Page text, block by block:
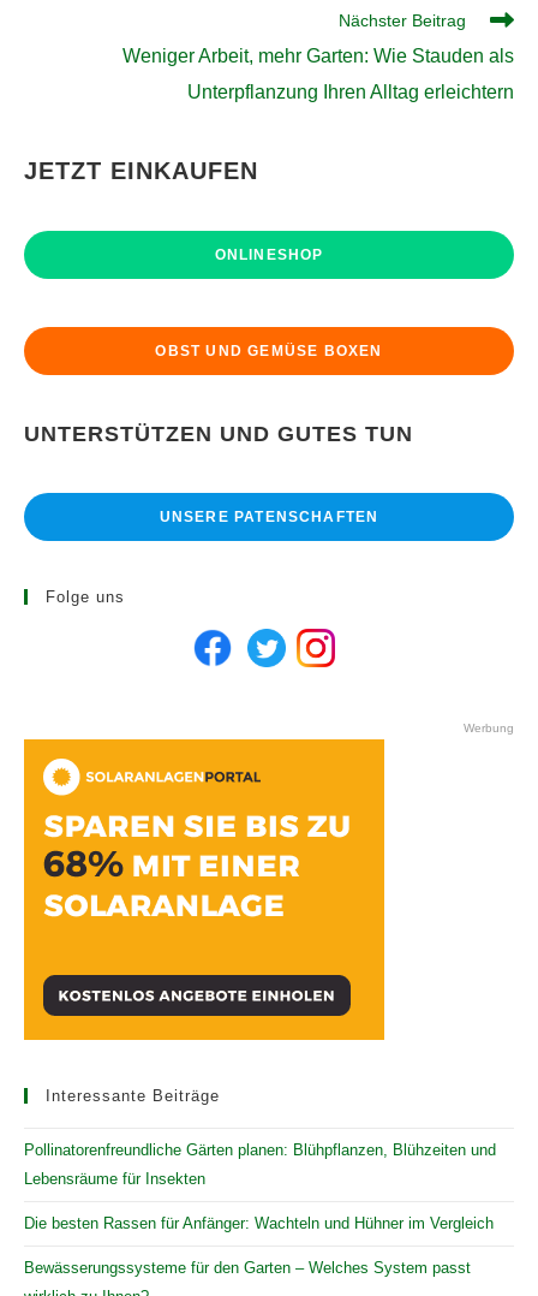
Nächster Beitrag
Weniger Arbeit, mehr Garten: Wie Stauden als
Unterpflanzung Ihren Alltag erleichtern
JETZT EINKAUFEN
ONLINESHOP
OBST UND GEMÜSE BOXEN
UNTERSTÜTZEN UND GUTES TUN
UNSERE PATENSCHAFTEN
Folge uns
Werbung
Interessante Beiträge
Pollinatorenfreundliche Gärten planen: Blühpflanzen, Blühzeiten und
Lebensräume für Insekten
Die besten Rassen für Anfänger: Wachteln und Hühner im Vergleich
Bewässerungssysteme für den Garten – Welches System passt